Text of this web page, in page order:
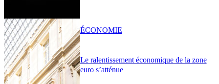
Le ralentissement économique de la zone
euro s’atténue
ÉCONOMIE